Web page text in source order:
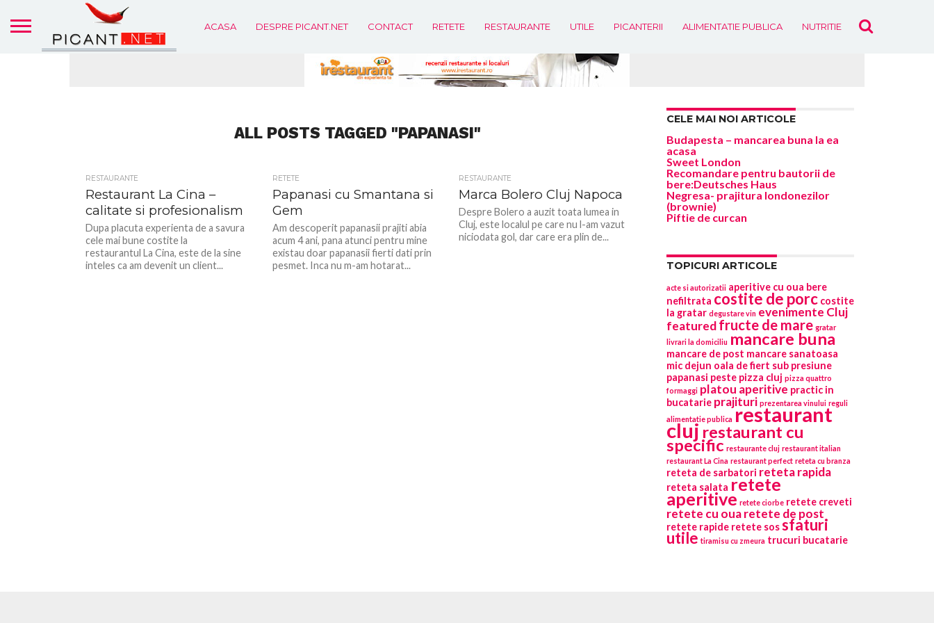
ACASA DESPRE PICANT.NET CONTACT RETETE RESTAURANTE UTILE PICANTERII ALIMENTATIE PUBLICA NUTRITIE EVENIMENTE
ALL POSTS TAGGED "PAPANASI"
RESTAURANTE
Restaurant La Cina –
calitate si profesionalism
Dupa placuta experienta de a savura
cele mai bune costite la
restaurantul La Cina, este de la sine
inteles ca am devenit un client...
RETETE
Papanasi cu Smantana si
Gem
Am descoperit papanasii prajiti abia
acum 4 ani, pana atunci pentru mine
existau doar papanasii fierti dati prin
pesmet. Inca nu m-am hotarat...
RESTAURANTE
Marca Bolero Cluj Napoca
Despre Bolero a auzit toata lumea in
Cluj, este localul pe care nu l-am vazut
niciodata gol, dar care era plin de...
CELE MAI NOI ARTICOLE
Budapesta – mancarea buna la ea
acasa
Sweet London
Recomandare pentru bautorii de
bere:Deutsches Haus
Negresa- prajitura londonezilor
(brownie)
Piftie de curcan
TOPICURI ARTICOLE
acte si autorizatii aperitive cu oua bere
nefiltrata costite de porc costite
la gratar degustare vin evenimente Cluj
featuredfructe de mare gratar
livrari la domiciliu mancare buna
mancare de post mancare sanatoasa
mic dejun oala de fiert sub presiune
papanasi peste pizza cluj pizza quattro
formaggi platou aperitive practic in
bucatarie prajituri prezentarea vinului reguli
alimentatie publica restaurant
clujrestaurant cu
specific restaurante cluj restaurant italian
restaurant La Cina restaurant perfect reteta cu branza
reteta de sarbatori reteta rapida
reteta salata retete
aperitive retete ciorbe retete creveti
retete cu ouaretete de post
retete rapide retete sossfaturi
utile tiramisu cu zmeura trucuri bucatarie